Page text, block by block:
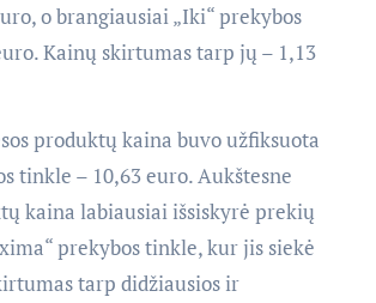
o brangiausiai „Iki“ prekybos
Kainų skirtumas tarp jų – 1,13
produktų kaina buvo užfiksuota
tinkle – 10,63 euro. Aukštesne
kaina labiausiai išsiskyrė prekių
prekybos tinkle, kur jis siekė
tarp didžiausios ir